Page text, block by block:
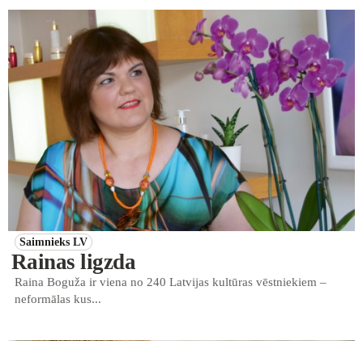
Saimnieks LV
Rainas ligzda
Raina Boguža ir viena no 240 Latvijas kultūras vēstniekiem –
neformālas kus...